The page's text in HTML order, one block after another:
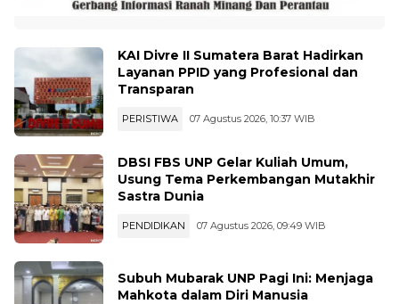
KAI Divre II Sumatera Barat Hadirkan
Layanan PPID yang Profesional dan
Transparan
PERISTIWA 07 Agustus 2026, 10:37 WIB
DBSI FBS UNP Gelar Kuliah Umum,
Usung Tema Perkembangan Mutakhir
Sastra Dunia
PENDIDIKAN 07 Agustus 2026, 09:49 WIB
Subuh Mubarak UNP Pagi Ini: Menjaga
Mahkota dalam Diri Manusia